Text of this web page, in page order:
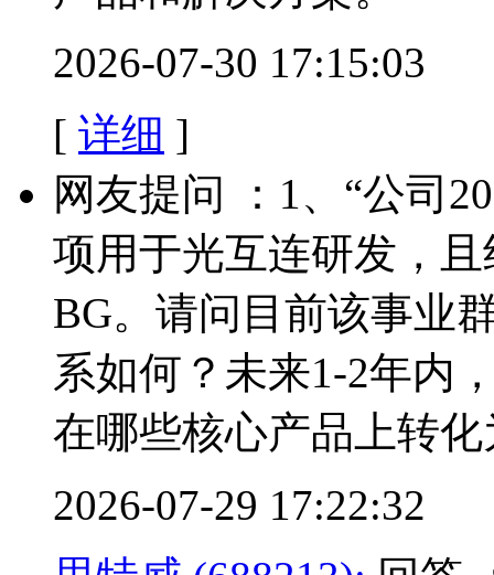
2026-07-30 17:15:03
[ 详细 ]
网友提问 ：1、“公司
项用于光互连研发，
BG。请问目前该事业
系如何？未来1-2年内
在哪些核心产品上转
2026-07-29 17:22:32